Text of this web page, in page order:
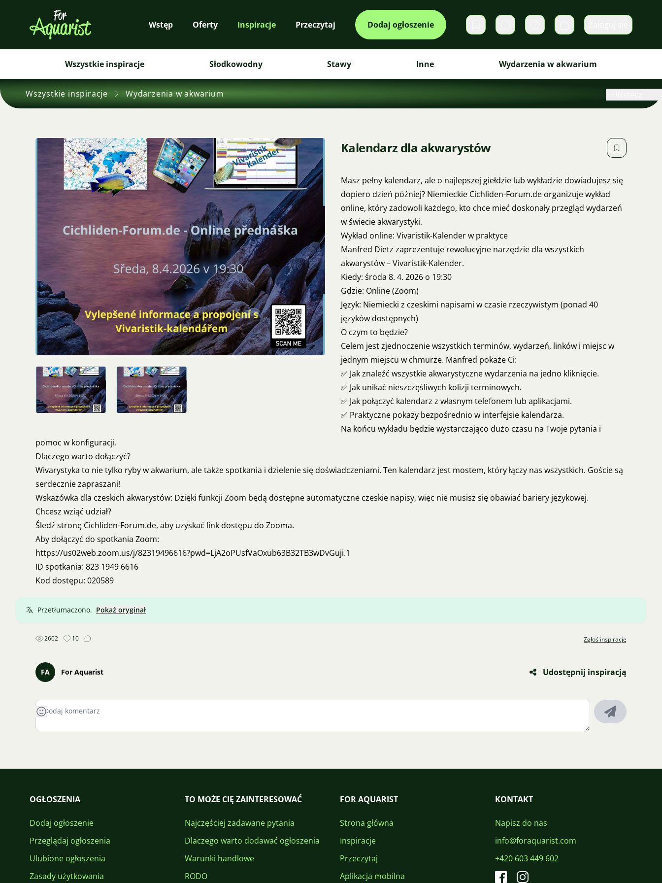
Wstęp Oferty Inspiracje Przeczytaj Dodaj ogłoszenie Prywatne wiadomości
Koszyk
Wszystkie inspiracje Słodkowodny Stawy Inne Wydarzenia w akwarium
Wszystkie inspiracje Wydarzenia w akwarium
Kalendarz dla akwarystów
Masz pełny kalendarz, ale o najlepszej giełdzie lub wykładzie dowiadujesz się
dopiero dzień później? Niemieckie Cichliden-Forum.de organizuje wykład
online, który zadowoli każdego, kto chce mieć doskonały przegląd wydarzeń
w świecie akwarystyki.
Wykład online: Vivaristik-Kalender w praktyce
Manfred Dietz zaprezentuje rewolucyjne narzędzie dla wszystkich
akwarystów – Vivaristik-Kalender.
Kiedy: środa 8. 4. 2026 o 19:30
Gdzie: Online (Zoom)
Język: Niemiecki z czeskimi napisami w czasie rzeczywistym (ponad 40
języków dostępnych)
O czym to będzie?
Celem jest zjednoczenie wszystkich terminów, wydarzeń, linków i miejsc w
jednym miejscu w chmurze. Manfred pokaże Ci:
✅ Jak znaleźć wszystkie akwarystyczne wydarzenia na jedno kliknięcie.
✅ Jak unikać nieszczęśliwych kolizji terminowych.
✅ Jak połączyć kalendarz z własnym telefonem lub aplikacjami.
✅ Praktyczne pokazy bezpośrednio w interfejsie kalendarza.
Na końcu wykładu będzie wystarczająco dużo czasu na Twoje pytania i
pomoc w konfiguracji.
Dlaczego warto dołączyć?
Wivarystyka to nie tylko ryby w akwarium, ale także spotkania i dzielenie się doświadczeniami. Ten kalendarz jest mostem, który łączy nas wszystkich. Goście są
serdecznie zapraszani!
Wskazówka dla czeskich akwarystów: Dzięki funkcji Zoom będą dostępne automatyczne czeskie napisy, więc nie musisz się obawiać bariery językowej.
Chcesz wziąć udział?
Śledź stronę Cichliden-Forum.de, aby uzyskać link dostępu do Zooma.
Aby dołączyć do spotkania Zoom:
https://us02web.zoom.us/j/82319496616?pwd=LjA2oPUsfVaOxub63B32TB3wDvGuji.1
ID spotkania: 823 1949 6616
Kod dostępu: 020589
Przetłumaczono. Pokaż oryginał
2602 10 Zgłoś inspirację
FA For Aquarist Udostępnij inspiracją
OGŁOSZENIA
Dodaj ogłoszenie
Przeglądaj ogłoszenia
Ulubione ogłoszenia
Zasady użytkowania
TO MOŻE CIĘ ZAINTERESOWAĆ
Najczęściej zadawane pytania
Dlaczego warto dodawać ogłoszenia
Warunki handlowe
RODO
FOR AQUARIST
Strona główna
Inspiracje
Przeczytaj
Aplikacja mobilna
KONTAKT
Napisz do nas
info@foraquarist.com
+420 603 449 602